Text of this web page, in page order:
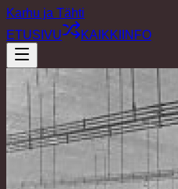
Karhu ja Tähti
ETUSIVU
KAIKKI INFO